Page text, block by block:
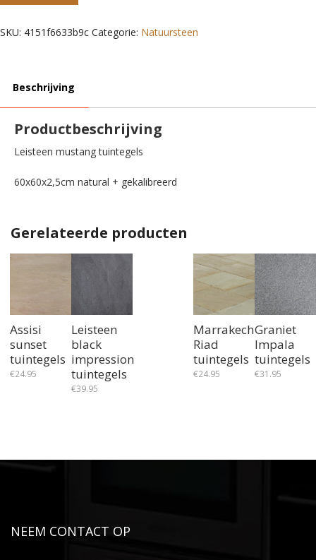
SKU: 4151f6633b9c Categorie: Natuursteen
Beschrijving
Productbeschrijving
Leisteen mustang tuintegels
60x60x2,5cm natural + gekalibreerd
Gerelateerde producten
Assisi
sunset
tuintegels
€24.95
Graniet
Impala
tuintegels
€31.95
Leisteen
black
impression
tuintegels
€39.95
Marrakech
Riad
tuintegels
€24.95
NEEM CONTACT OP